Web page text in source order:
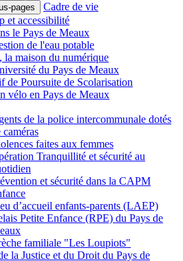
pages
Cadre de vie
et accessibilité
le Pays de Meaux
de l'eau potable
la maison du numérique
du Pays de Meaux
de Poursuite de Scolarisation
vélo en Pays de Meaux
de la police intercommunale dotés
caméras
faites aux femmes
Tranquillité et sécurité au
et sécurité dans la CAPM
d’accueil enfants-parents (LAEP)
Petite Enfance (RPE) du Pays de
familiale "Les Loupiots"
la Justice et du Droit du Pays de